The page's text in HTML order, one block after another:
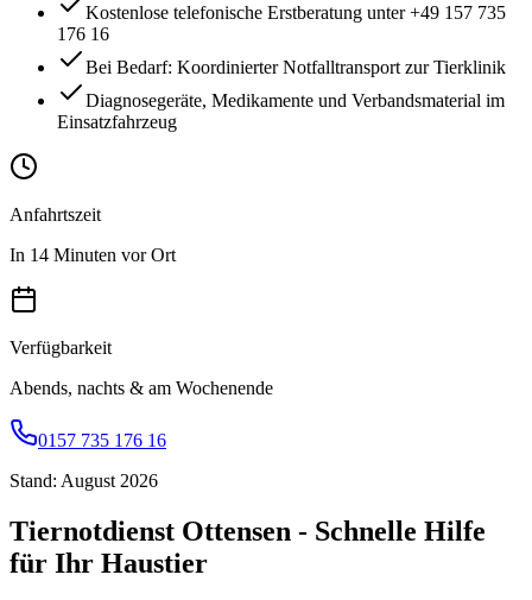
Kostenlose telefonische Erstberatung unter +49 157 735
176 16
Bei Bedarf: Koordinierter Notfalltransport zur Tierklinik
Diagnosegeräte, Medikamente und Verbandsmaterial im
Einsatzfahrzeug
Anfahrtszeit
In 14 Minuten vor Ort
Verfügbarkeit
Abends, nachts & am Wochenende
0157 735 176 16
Stand: August 2026
Tiernotdienst Ottensen - Schnelle Hilfe
für Ihr Haustier